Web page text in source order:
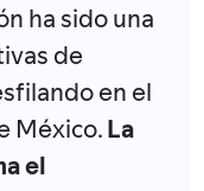
ha sido una
de
en el
México.La
el